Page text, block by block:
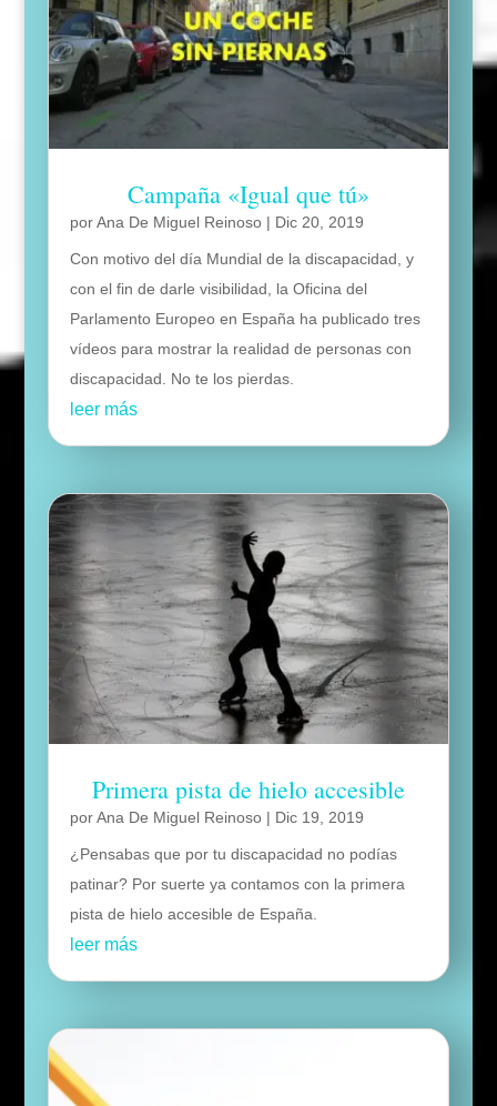
Campaña «Igual que tú»
porAna De Miguel Reinoso| Dic 20, 2019
Con motivo del día Mundial de la discapacidad, y
con el fin de darle visibilidad, la Oficina del
Parlamento Europeo en España ha publicado tres
vídeos para mostrar la realidad de personas con
discapacidad. No te los pierdas.
leer más
Primera pista de hielo accesible
porAna De Miguel Reinoso| Dic 19, 2019
¿Pensabas que por tu discapacidad no podías
patinar? Por suerte ya contamos con la primera
pista de hielo accesible de España.
leer más